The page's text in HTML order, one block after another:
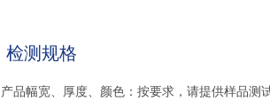
检测规格
产品幅宽、厚度、颜色：按要求，请提供样品测